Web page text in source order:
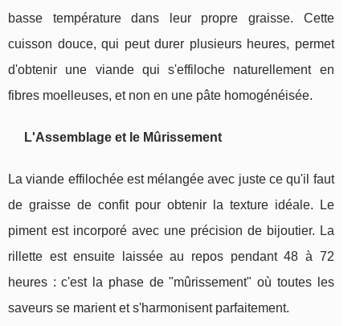
basse température dans leur propre graisse. Cette
cuisson douce, qui peut durer plusieurs heures, permet
d'obtenir une viande qui s'effiloche naturellement en
fibres moelleuses, et non en une pâte homogénéisée.
L'Assemblage et le Mûrissement
La viande effilochée est mélangée avec juste ce qu'il faut
de graisse de confit pour obtenir la texture idéale. Le
piment est incorporé avec une précision de bijoutier. La
rillette est ensuite laissée au repos pendant 48 à 72
heures : c'est la phase de "mûrissement" où toutes les
saveurs se marient et s'harmonisent parfaitement.